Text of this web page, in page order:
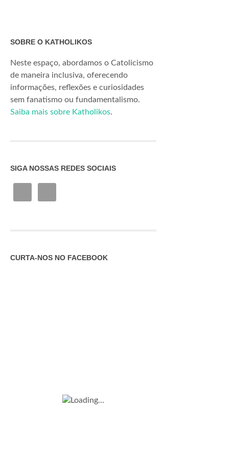
SOBRE O KATHOLIKOS
Neste espaço, abordamos o Catolicismo
de maneira inclusiva, oferecendo
informações, reflexões e curiosidades
sem fanatismo ou fundamentalismo.
Saiba mais sobre Katholikos.
SIGA NOSSAS REDES SOCIAIS
CURTA-NOS NO FACEBOOK